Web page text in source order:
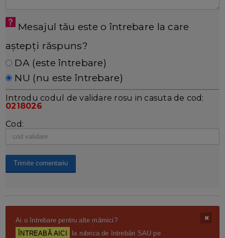
Mesajul tău este o întrebare la care
aștepți răspuns?
DA (este întrebare)
NU (nu este întrebare)
Introdu codul de validare rosu in casuta de cod:
0218026
Cod:
Ai o întrebare pentru alte mămici?
ÎNTREABĂ AICI
la rubrica de întrebări SAU pe